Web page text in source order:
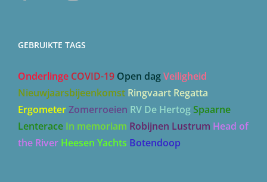
GEBRUIKTE TAGS
Onderlinge COVID-19 Open dagVeiligheid
Nieuwjaarsbijeenkomst Ringvaart Regatta
ErgometerZomerroeien RV De HertogSpaarne
Lenterace In memoriam Robijnen Lustrum Head of
the River Heesen Yachts Botendoop